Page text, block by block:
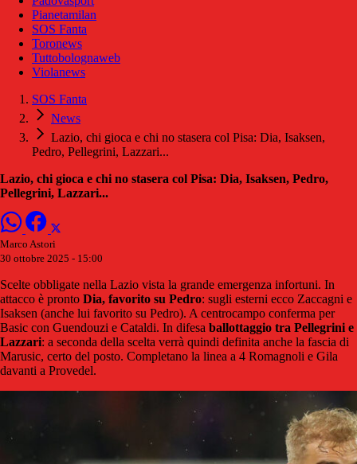
Pianetamilan
SOS Fanta
Toronews
Tuttobolognaweb
Violanews
SOS Fanta
News
Lazio, chi gioca e chi no stasera col Pisa: Dia, Isaksen,
Pedro, Pellegrini, Lazzari...
Lazio, chi gioca e chi no stasera col Pisa: Dia, Isaksen, Pedro,
Pellegrini, Lazzari...
Marco Astori
30 ottobre 2025 - 15:00
Scelte obbligate nella Lazio vista la grande emergenza infortuni. In
attacco è pronto Dia, favorito su Pedro: sugli esterni ecco Zaccagni e
Isaksen (anche lui favorito su Pedro). A centrocampo conferma per
Basic con Guendouzi e Cataldi. In difesa ballottaggio tra Pellegrini e
Lazzari: a seconda della scelta verrà quindi definita anche la fascia di
Marusic, certo del posto. Completano la linea a 4 Romagnoli e Gila
davanti a Provedel.